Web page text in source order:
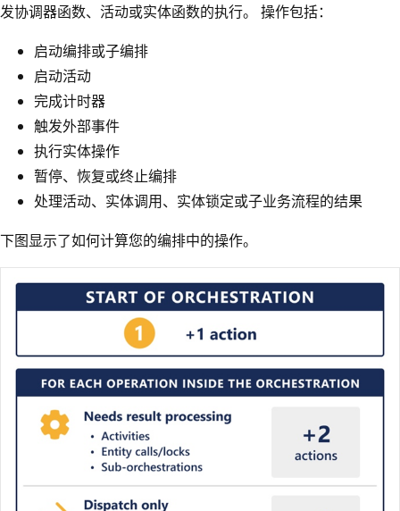
发协调器函数、活动或实体函数的执行。 操作包括：
启动编排或子编排
启动活动
完成计时器
触发外部事件
执行实体操作
暂停、恢复或终止编排
处理活动、实体调用、实体锁定或子业务流程的结果
下图显示了如何计算您的编排中的操作。